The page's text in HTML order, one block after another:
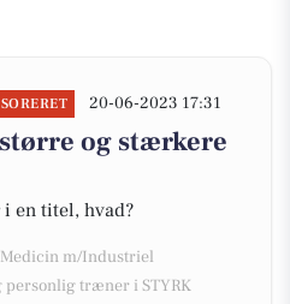
20-06-2023 17:31
og stærkere
i en titel, hvad?
m/Industriel
personlig træner i STYRK